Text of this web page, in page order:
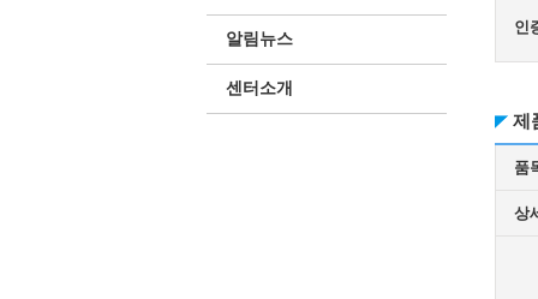
알림뉴스
센터소개
인
제
품
상